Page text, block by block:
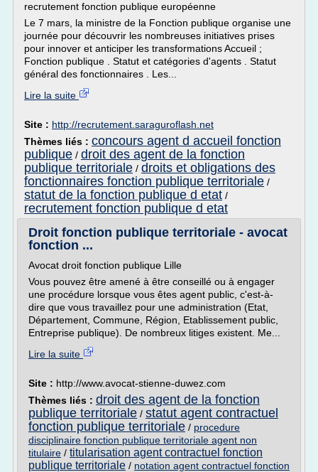
recrutement fonction publique européenne
Le 7 mars, la ministre de la Fonction publique organise une
journée pour découvrir les nombreuses initiatives prises
pour innover et anticiper les transformations Accueil ;
Fonction publique . Statut et catégories d'agents . Statut
général des fonctionnaires . Les...
Lire la suite
Site : http://recrutement.saraguroflash.net
Thèmes liés : concours agent d accueil fonction
publique / droit des agent de la fonction
publique territoriale / droits et obligations des
fonctionnaires fonction publique territoriale /
statut de la fonction publique d etat /
recrutement fonction publique d etat
Droit fonction publique territoriale - avocat
fonction ...
Avocat droit fonction publique Lille
Vous pouvez être amené à être conseillé ou à engager
une procédure lorsque vous êtes agent public, c'est-à-
dire que vous travaillez pour une administration (Etat,
Département, Commune, Région, Etablissement public,
Entreprise publique). De nombreux litiges existent. Me...
Lire la suite
Site : http://www.avocat-stienne-duwez.com
Thèmes liés : droit des agent de la fonction
publique territoriale / statut agent contractuel
fonction publique territoriale / procedure
disciplinaire fonction publique territoriale agent non
titulaire / titularisation agent contractuel fonction
publique territoriale / notation agent contractuel fonction